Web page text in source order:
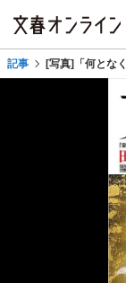
記事 [写真]「何とな